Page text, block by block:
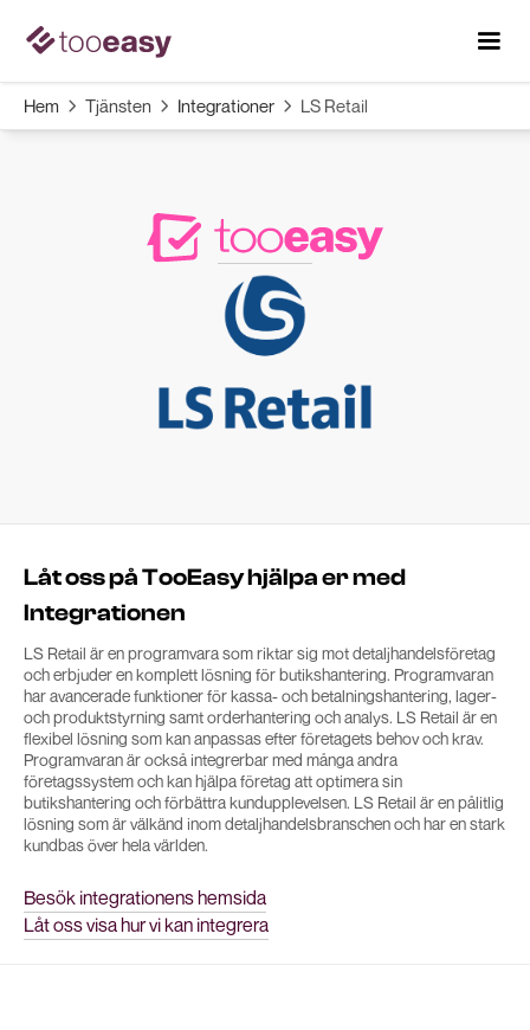
Hem  Tjänsten  Integrationer  LS Retail
Låt oss på TooEasy hjälpa er med
Integrationen
LS Retail är en programvara som riktar sig mot detaljhandelsföretag
och erbjuder en komplett lösning för butikshantering. Programvaran
har avancerade funktioner för kassa- och betalningshantering, lager-
och produktstyrning samt orderhantering och analys. LS Retail är en
flexibel lösning som kan anpassas efter företagets behov och krav.
Programvaran är också integrerbar med många andra
företagssystem och kan hjälpa företag att optimera sin
butikshantering och förbättra kundupplevelsen. LS Retail är en pålitlig
lösning som är välkänd inom detaljhandelsbranschen och har en stark
kundbas över hela världen.
Låt oss visa hur vi kan integrera
Besök integrationens hemsida